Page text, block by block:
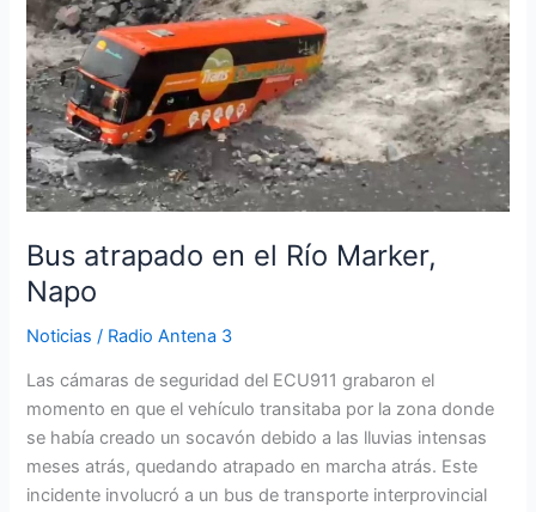
Bus atrapado en el Río Marker,
Napo
Noticias / Radio Antena 3
Las cámaras de seguridad del ECU911 grabaron el
momento en que el vehículo transitaba por la zona donde
se había creado un socavón debido a las lluvias intensas
meses atrás, quedando atrapado en marcha atrás. Este
incidente involucró a un bus de transporte interprovincial
en
el
Río
Marker,
Napo